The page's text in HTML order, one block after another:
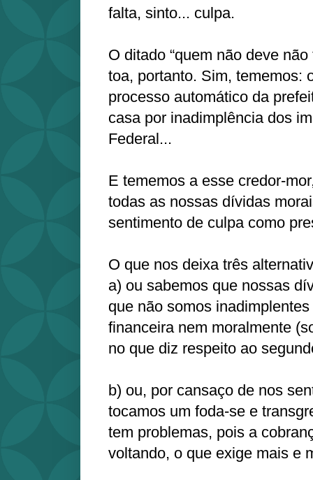
falta, sinto... culpa.
O ditado “quem não deve
toa, portanto. Sim, tememos:
processo automático da
casa por inadimplência dos
Federal...
E tememos a esse credor-
todas as nossas dívidas
sentimento de culpa como
O que nos deixa três
a) ou sabemos que nossas
que não somos
financeira nem moralmente
no que diz respeito ao
b) ou, por cansaço de nos
tocamos um foda-se e
tem problemas, pois a
voltando, o que exige mais e